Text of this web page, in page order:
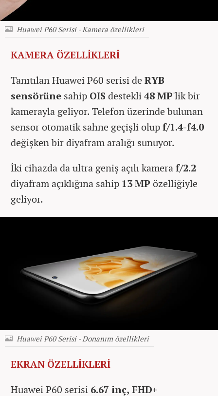
Huawei P60 Serisi - Kamera özellikleri
KAMERA ÖZELLİKLERİ
Tanıtılan Huawei P60 serisi de RYB
sensörüne sahip OIS destekli48 MP'lik bir
kamerayla geliyor. Telefon üzerinde bulunan
sensor otomatik sahne geçişli olupf/1.4-f4.0
değişken bir diyafram aralığı sunuyor.
İki cihazda da ultra geniş açılı kameraf/2.2
diyafram açıklığına sahip 13 MP özelliğiyle
geliyor.
Huawei P60 Serisi - Donanım özellikleri
EKRAN ÖZELLİKLERİ
Huawei P60 serisi 6.67 inç, FHD+